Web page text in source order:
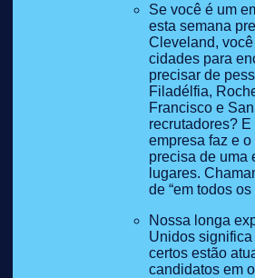
Se você é um
esta semana
Cleveland,
cidades para
precisar de
Filadélfia,
Francisco e
recrutadores?
empresa faz e
precisa de uma
lugares.
de “em todos
Nossa longa
Unidos
certos estão
candidatos em